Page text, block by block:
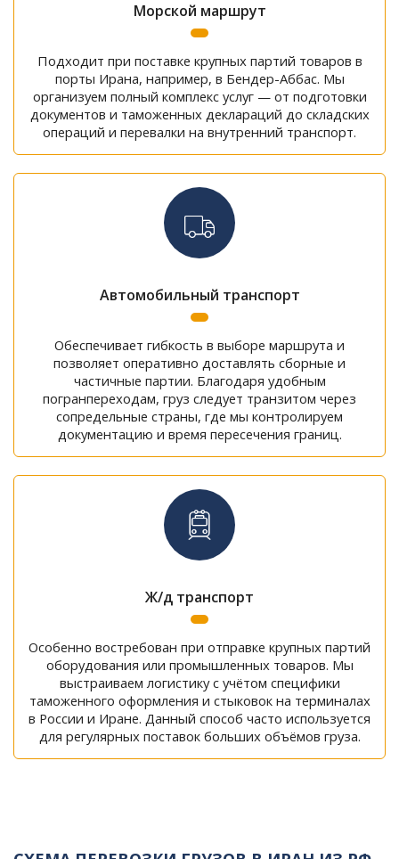
Морской маршрут
Подходит при поставке крупных партий товаров в
порты Ирана, например, в Бендер-Аббас. Мы
организуем полный комплекс услуг — от подготовки
документов и таможенных деклараций до складских
операций и перевалки на внутренний транспорт.
Автомобильный транспорт
Обеспечивает гибкость в выборе маршрута и
позволяет оперативно доставлять сборные и
частичные партии. Благодаря удобным
погранпереходам, груз следует транзитом через
сопредельные страны, где мы контролируем
документацию и время пересечения границ.
Ж/д транспорт
Особенно востребован при отправке крупных партий
оборудования или промышленных товаров. Мы
выстраиваем логистику с учётом специфики
таможенного оформления и стыковок на терминалах
в России и Иране. Данный способ часто используется
для регулярных поставок больших объёмов груза.